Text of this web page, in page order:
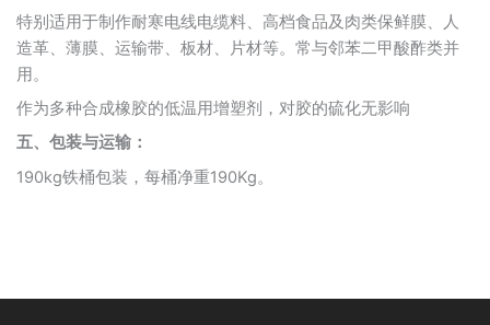
特别适用于制作耐寒电线电缆料、高档食品及肉类保鲜膜、人
造革、薄膜、运输带、板材、片材等。常与邻苯二甲酸酢类并
用。
作为多种合成橡胶的低温用增塑剂，对胶的硫化无影响
五、包装与运输：
190kg铁桶包装，每桶净重190Kg。